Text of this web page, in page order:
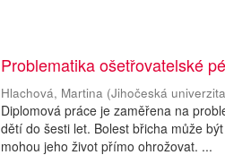
Problematika ošetřovatelské
Hlachová, Martina (Jihočeská univerzita
Diplomová práce je zaměřena na
dětí do šesti let. Bolest břicha může
mohou jeho život přímo ohrožovat. ...